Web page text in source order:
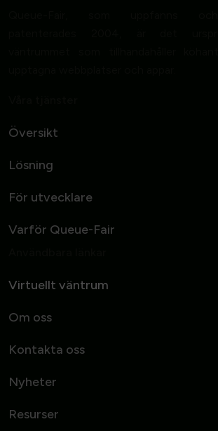
Översikt
Lösning
För utvecklare
Varför Queue-Fair
Virtuellt väntrum
Om oss
Kontakta oss
Nyheter
Resurser